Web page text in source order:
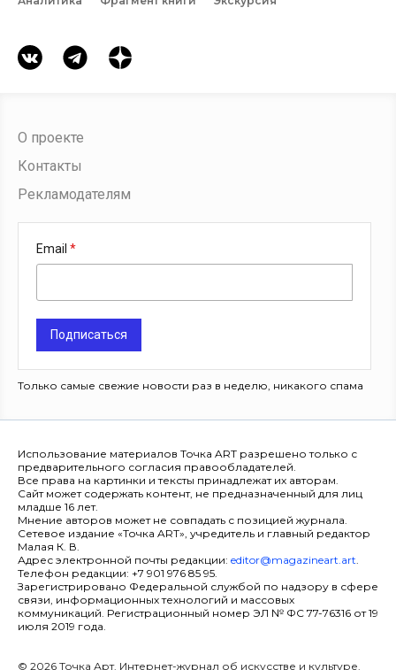
О проекте
Контакты
Рекламодателям
Email
Подписаться
Только самые свежие новости раз в неделю, никакого спама
Использование материалов Точка ART разрешено только с
предварительного согласия правообладателей.
Все права на картинки и тексты принадлежат их авторам.
Сайт может содержать контент, не предназначенный для лиц
младше 16 лет.
Мнение авторов может не совпадать с позицией журнала.
Сетевое издание «Точка ART», учредитель и главный редактор
Малая К. В.
Адрес электронной почты редакции: editor@magazineart.art.
Телефон редакции: +7 901 976 85 95.
Зарегистрировано Федеральной службой по надзору в сфере
связи, информационных технологий и массовых
коммуникаций. Регистрационный номер ЭЛ № ФС 77-76316 от 19
июля 2019 года.
© 2026 Точка Арт. Интернет-журнал об искусстве и культуре.